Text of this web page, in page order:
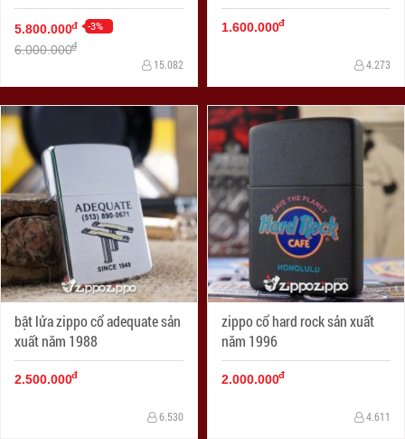
5.800.000đ -3%
6.000.000đ
15.082
1.600.000đ
4.273
bật lửa zippo cổ adequate sản
xuất năm 1988
2.500.000đ
6.530
zippo cổ hard rock sản xuất
năm 1996
2.000.000đ
4.611